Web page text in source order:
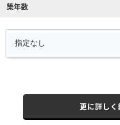
築年数
更に詳しく